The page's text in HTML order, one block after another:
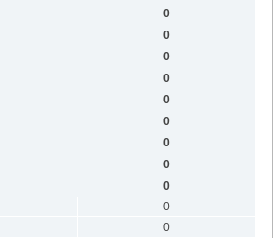
0
0
0
0
0
0
0
0
0
0
0